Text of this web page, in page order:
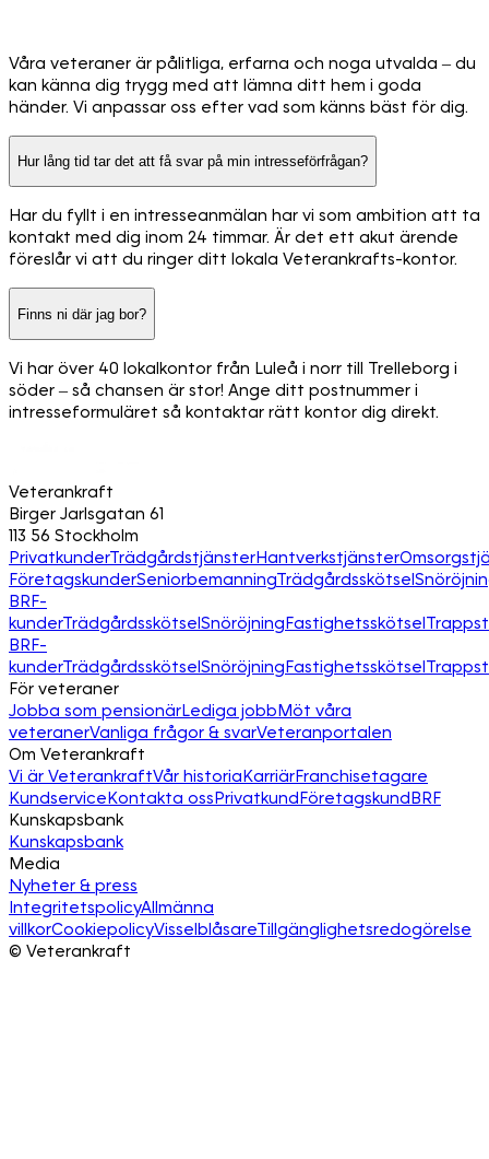
Våra veteraner är pålitliga, erfarna och noga utvalda – du
kan känna dig trygg med att lämna ditt hem i goda
händer. Vi anpassar oss efter vad som känns bäst för dig.
Hur lång tid tar det att få svar på min intresseförfrågan?
Har du fyllt i en intresseanmälan har vi som ambition att ta
kontakt med dig inom 24 timmar. Är det ett akut ärende
föreslår vi att du ringer ditt lokala Veterankrafts-kontor.
Finns ni där jag bor?
Vi har över 40 lokalkontor från Luleå i norr till Trelleborg i
söder – så chansen är stor! Ange ditt postnummer i
intresseformuläret så kontaktar rätt kontor dig direkt.
Veterankraft
Birger Jarlsgatan 61
113 56 Stockholm
PrivatkunderTrädgårdstjänsterHantverkstjänster
FöretagskunderSeniorbemanningTrädgårdsskötsel
BRF-
kunderTrädgårdsskötselSnöröjningFastighetsskötsel
BRF-
kunderTrädgårdsskötselSnöröjningFastighetsskötsel
För veteraner
Jobba som pensionärLediga jobbMöt våra
veteranerVanliga frågor & svarVeteranportalen
Om Veterankraft
Vi är VeterankraftVår historiaKarriärFranchisetagare
KundserviceKontakta ossPrivatkundFöretagskundBRF
Kunskapsbank
Kunskapsbank
Media
Nyheter & press
IntegritetspolicyAllmänna
villkorCookiepolicyVisselblåsareTillgänglighetsredogörelse
© Veterankraft